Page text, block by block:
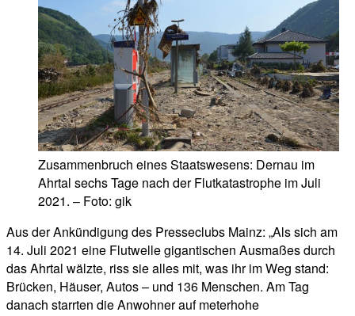
Zusammenbruch eines Staatswesens: Dernau im
Ahrtal sechs Tage nach der Flutkatastrophe im Juli
2021. – Foto: gik
Aus der Ankündigung des Presseclubs Mainz: „Als sich am
14. Juli 2021 eine Flutwelle gigantischen Ausmaßes durch
das Ahrtal wälzte, riss sie alles mit, was ihr im Weg stand:
Brücken, Häuser, Autos – und 136 Menschen. Am Tag
danach starrten die Anwohner auf meterhohe